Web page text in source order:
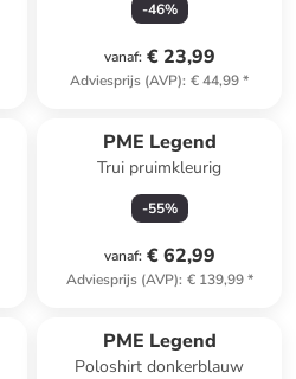
-46%
vanaf: € 23,99
Adviesprijs (AVP): € 44,99*
PME Legend
Trui pruimkleurig
-55%
vanaf: € 62,99
Adviesprijs (AVP): € 139,99*
PME Legend
Poloshirt donkerblauw